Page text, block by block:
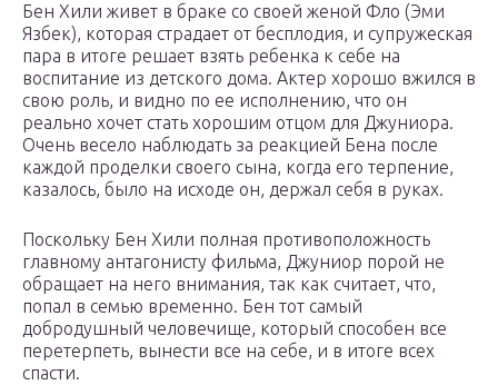
Бен Хили живет в браке со своей женой Фло (Эми
Язбек), которая страдает от бесплодия, и супружеская
пара в итоге решает взять ребенка к себе на
воспитание из детского дома. Актер хорошо вжился в
свою роль, и видно по ее исполнению, что он
реально хочет стать хорошим отцом для Джуниора.
Очень весело наблюдать за реакцией Бена после
каждой проделки своего сына, когда его терпение,
казалось, было на исходе он, держал себя в руках.
Поскольку Бен Хили полная противоположность
главному антагонисту фильма, Джуниор порой не
обращает на него внимания, так как считает, что,
попал в семью временно. Бен тот самый
добродушный человечище, который способен все
перетерпеть, вынести все на себе, и в итоге всех
спасти.